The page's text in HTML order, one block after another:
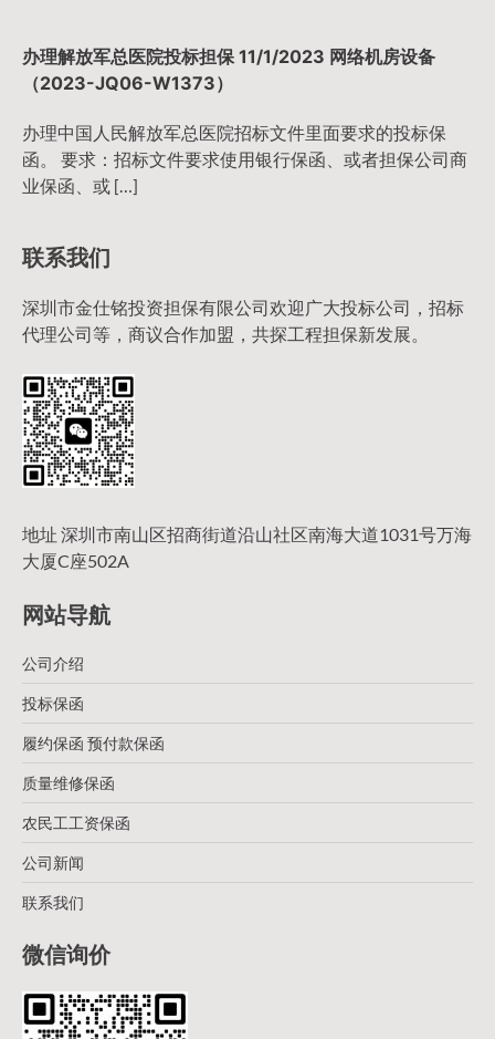
办理解放军总医院投标担保 11/1/2023 网络机房设备
（2023-JQ06-W1373）
办理中国人民解放军总医院招标文件里面要求的投标保
函。 要求：招标文件要求使用银行保函、或者担保公司商
业保函、或 […]
联系我们
深圳市金仕铭投资担保有限公司欢迎广大投标公司，招标
代理公司等，商议合作加盟，共探工程担保新发展。
地址 深圳市南山区招商街道沿山社区南海大道1031号万海
大厦C座502A
网站导航
公司介绍
投标保函
履约保函 预付款保函
质量维修保函
农民工工资保函
公司新闻
联系我们
微信询价